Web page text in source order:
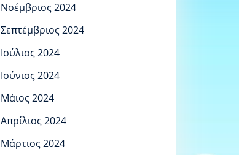
Νοέμβριος 2024
Σεπτέμβριος 2024
Ιούλιος 2024
Ιούνιος 2024
Μάιος 2024
Απρίλιος 2024
Μάρτιος 2024